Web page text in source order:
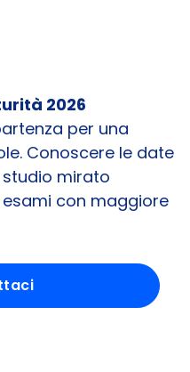
2026
per una
Conoscere le date
mirato
con maggiore